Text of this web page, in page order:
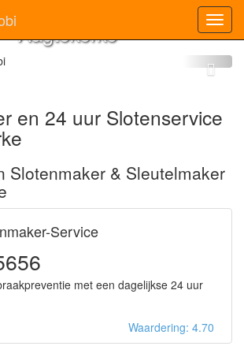
Slotenmaker
Aagtekerke
en 24 uur Slotenservice
Slotenmaker & Sleutelmaker
Service
met een dagelijkse 24 uur
Waardering: 4.70